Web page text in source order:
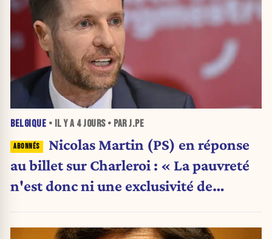
BELGIQUE • IL Y A 4 JOURS• PAR J.PE
Nicolas Martin (PS) en réponse
au billet sur Charleroi : « La pauvreté
n'est donc ni une exclusivité de